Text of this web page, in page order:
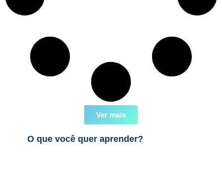
Ver mais
O que você quer aprender?